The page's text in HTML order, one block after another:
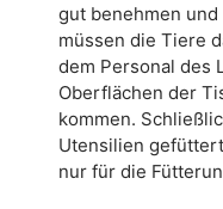
gut benehmen
müssen die Tiere
dem Personal des
Oberflächen der
kommen.
Utensilien
nur für die